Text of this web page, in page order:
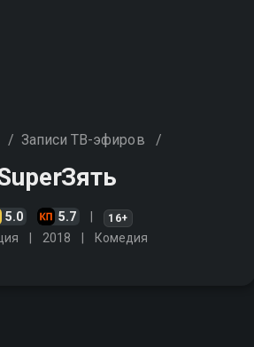
/ Записи ТВ-эфиров /
5.0 5.7 16+
2018 Комедия